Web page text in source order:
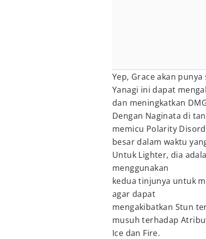
Yep, Grace akan
Yanagi ini dapat
dan meningkatkan
Dengan Naginata di
memicu Polarity
besar dalam waktu
Untuk Lighter, dia
menggunakan
kedua tinjunya untuk
agar dapat
mengakibatkan Stun
musuh terhadap
Ice dan Fire.